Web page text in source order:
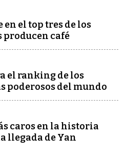
en el top tres de los
producen café
el ranking de los
poderosos del mundo
caros en la historia
llegada de Yan